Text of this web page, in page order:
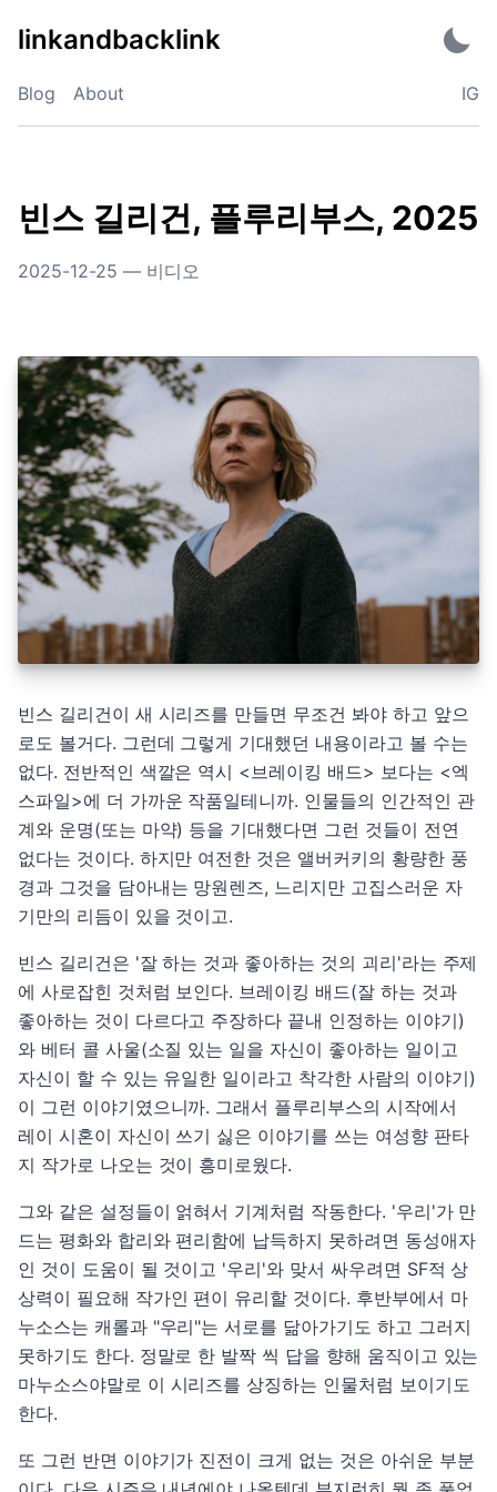
linkandbacklink
Blog About IG
빈스 길리건, 플루리부스, 2025
2025-12-25 — 비디오
빈스 길리건이 새 시리즈를 만들면 무조건 봐야 하고 앞으
로도 볼거다. 그런데 그렇게 기대했던 내용이라고 볼 수는
없다. 전반적인 색깔은 역시 <브레이킹 배드> 보다는 <엑
스파일>에 더 가까운 작품일테니까. 인물들의 인간적인 관
계와 운명(또는 마약) 등을 기대했다면 그런 것들이 전연
없다는 것이다. 하지만 여전한 것은 앨버커키의 황량한 풍
경과 그것을 담아내는 망원렌즈, 느리지만 고집스러운 자
기만의 리듬이 있을 것이고.
빈스 길리건은 '잘 하는 것과 좋아하는 것의 괴리'라는 주제
에 사로잡힌 것처럼 보인다. 브레이킹 배드(잘 하는 것과
좋아하는 것이 다르다고 주장하다 끝내 인정하는 이야기)
와 베터 콜 사울(소질 있는 일을 자신이 좋아하는 일이고
자신이 할 수 있는 유일한 일이라고 착각한 사람의 이야기)
이 그런 이야기였으니까. 그래서 플루리부스의 시작에서
레이 시혼이 자신이 쓰기 싫은 이야기를 쓰는 여성향 판타
지 작가로 나오는 것이 흥미로웠다.
그와 같은 설정들이 얽혀서 기계처럼 작동한다. '우리'가 만
드는 평화와 합리와 편리함에 납득하지 못하려면 동성애자
인 것이 도움이 될 것이고 '우리'와 맞서 싸우려면 SF적 상
상력이 필요해 작가인 편이 유리할 것이다. 후반부에서 마
누소스는 캐롤과 "우리"는 서로를 닮아가기도 하고 그러지
못하기도 한다. 정말로 한 발짝 씩 답을 향해 움직이고 있는
마누소스야말로 이 시리즈를 상징하는 인물처럼 보이기도
한다.
또 그런 반면 이야기가 진전이 크게 없는 것은 아쉬운 부분